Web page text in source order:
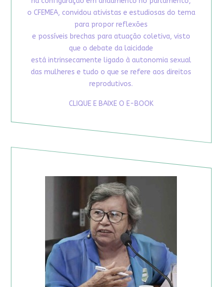
o CFEMEA, convidou ativistas e estudiosas do tema
para propor reflexões
e possíveis brechas para atuação coletiva, visto
que o debate da laicidade
está intrinsecamente ligado à autonomia sexual
das mulheres e tudo o que se refere aos direitos
reprodutivos.
CLIQUE E BAIXE O E-BOOK